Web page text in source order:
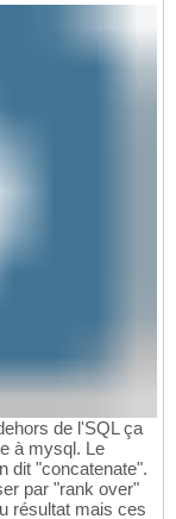
de l'SQL ça
à mysql. Le
dit "concatenate".
par "rank over"
résultat mais ces